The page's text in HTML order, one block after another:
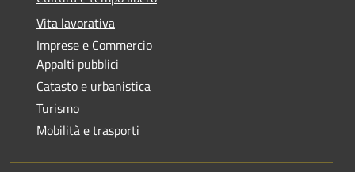
Vita lavorativa
Imprese e Commercio
Appalti pubblici
Catasto e urbanistica
Turismo
Mobilità e trasporti